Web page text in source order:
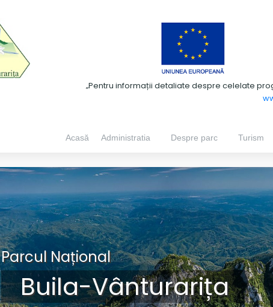
„Pentru informații detaliate despre celelate
Acasă Administratia Despre parc Turism
Parcul Național
Buila-Vânturarița